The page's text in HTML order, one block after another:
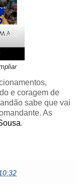
e coragem de
sabe que vai
As
.